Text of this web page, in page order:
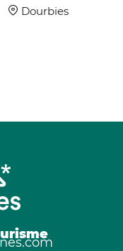
Dourbies